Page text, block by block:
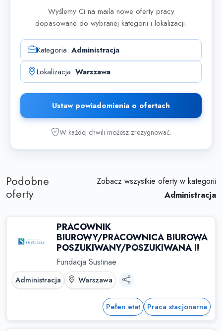
Wyślemy Ci na maila nowe oferty pracy
dopasowane do wybranej kategorii i lokalizacji.
Kategoria: Administracja
Lokalizacja: Warszawa
Ustaw powiadomienia o ofertach
W każdej chwili możesz zrezygnować.
Podobne
oferty
Zobacz wszystkie oferty w kategorii
Administracja
PRACOWNIK
BIUROWY/PRACOWNICA BIUROWA
POSZUKIWANY/POSZUKIWANA !!
Fundacja Sustinae
Administracja Warszawa
Pełen etat Praca stacjonarna